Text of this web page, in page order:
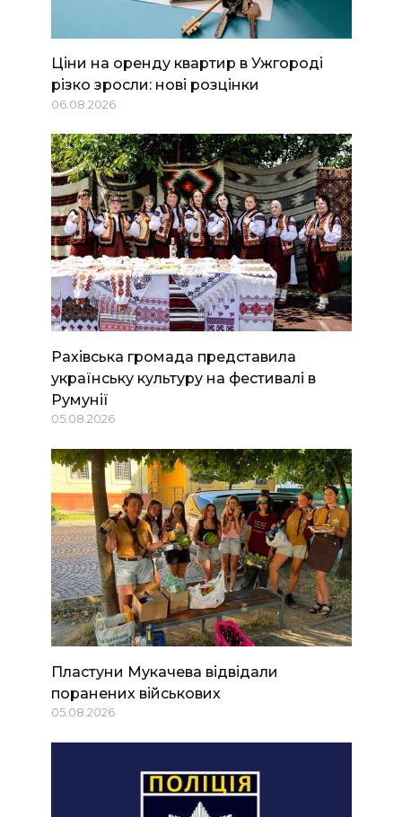
Ціни на оренду квартир в Ужгороді
різко зросли: нові розцінки
06.08.2026
Рахівська громада представила
українську культуру на фестивалі в
Румунії
05.08.2026
Пластуни Мукачева відвідали
поранених військових
05.08.2026